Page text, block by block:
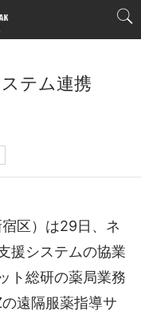
テム連携
区）は29日、ネ
援システムの協業
ト総研の薬局業務
遠隔服薬指導サ